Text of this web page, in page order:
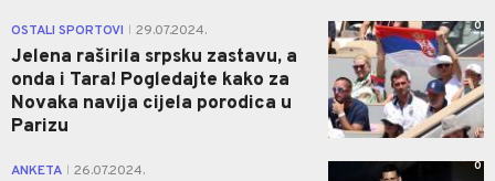
OSTALI SPORTOVI 29.07.2024.
Jelena raširila srpsku zastavu, a
onda i Tara! Pogledajte kako za
Novaka navija cijela porodica u
Parizu
0
ANKETA 26.07.2024. 0